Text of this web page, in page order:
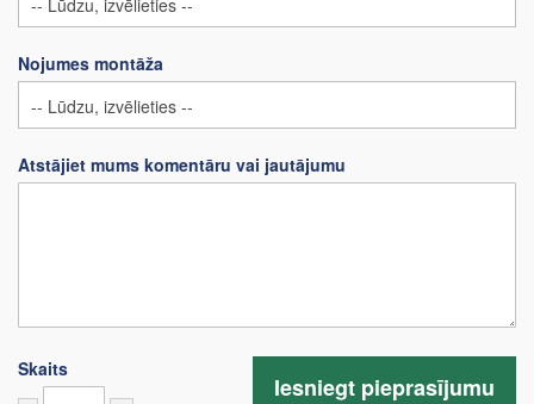
Nojumes montāža
Atstājiet mums komentāru vai jautājumu
Skaits
Iesniegt pieprasījumu